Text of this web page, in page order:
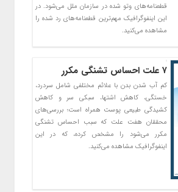
قطعنامه‌های وتو شده در سازمان ملل می‌شود. در
این اینفوگرافیک مهم‌ترین قطعنامه‌های رد شده را
مشاهده می‌کنید.
۷ علت احساس تشنگی مکرر
کم آب شدن بدن با علائم مختلفی شامل سردرد،
خستگی، کاهش اشتها، سبکی سر و کاهش
کشیدگی طبیعی پوست همراه است؛ بررسی‌های
محققان هفت علت که سبب احساس تشنگی
مکرر می‌شود را مشخص کرده، که در این
اینفوگرافیک مشاهده می‌کنید.